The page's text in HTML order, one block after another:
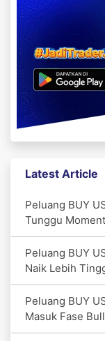
Latest Article
Peluang BUY
Tunggu
Peluang BUY
Naik Lebih
Peluang BUY
Masuk Fase